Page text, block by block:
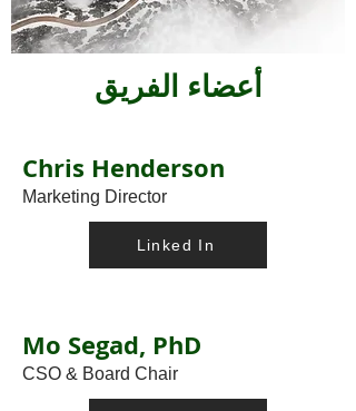
أعضاء الفريق
Chris Henderson
Marketing Director
Linked In
Mo Segad, PhD
CSO & Board Chair